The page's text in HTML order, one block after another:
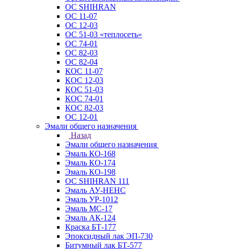
ОС SHIHRAN
ОС 11-07
ОС 12-03
ОС 51-03 «теплосеть»
ОС 74-01
ОС 82-03
ОС 82-04
КОС 11-07
КОС 12-03
КОС 51-03
КОС 74-01
КОС 82-03
ОС 12-01
Эмали общего назначения
Назад
Эмали общего назначения
Эмаль КО-168
Эмаль КО-174
Эмаль КО-198
ОС SHIHRAN 111
Эмаль АУ-НЕНС
Эмаль УР-1012
Эмаль МС-17
Эмаль АК-124
Краска БТ-177
Эпоксидный лак ЭП-730
Битумный лак БТ-577